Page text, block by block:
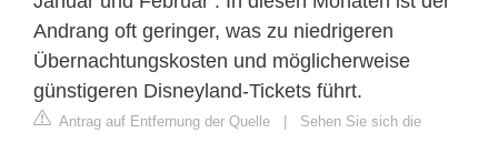
Andrang oft geringer, was zu niedrigeren
Übernachtungskosten und möglicherweise
günstigeren Disneyland-Tickets führt.
Antrag auf Entfernung der Quelle | Sehen Sie sich die